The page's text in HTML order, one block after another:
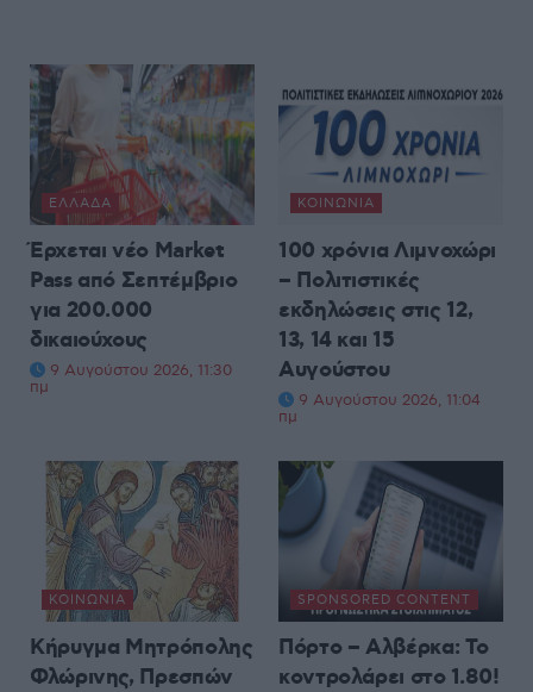
ΕΛΛΆΔΑ
Έρχεται νέο Market
Pass από Σεπτέμβριο
για 200.000
δικαιούχους
9 Αυγούστου 2026, 11:30
πμ
ΚΟΙΝΩΝΊΑ
100 χρόνια Λιμνοχώρι
– Πολιτιστικές
εκδηλώσεις στις 12,
13, 14 και 15
Αυγούστου
9 Αυγούστου 2026, 11:04
πμ
ΚΟΙΝΩΝΊΑ
Κήρυγμα Μητρόπολης
Φλώρινης, Πρεσπών
SPONSORED CONTENT
Πόρτο – Αλβέρκα: Το
κοντρολάρει στο 1.80!